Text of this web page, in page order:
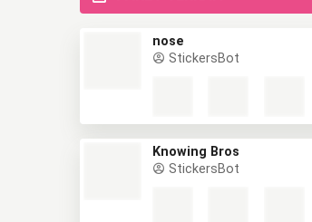
nose
StickersBot
Knowing Bros
StickersBot